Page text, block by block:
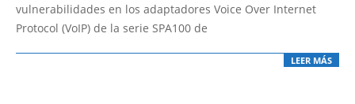
vulnerabilidades en los adaptadores Voice Over Internet
Protocol (VoIP) de la serie SPA100 de
LEER MÁS